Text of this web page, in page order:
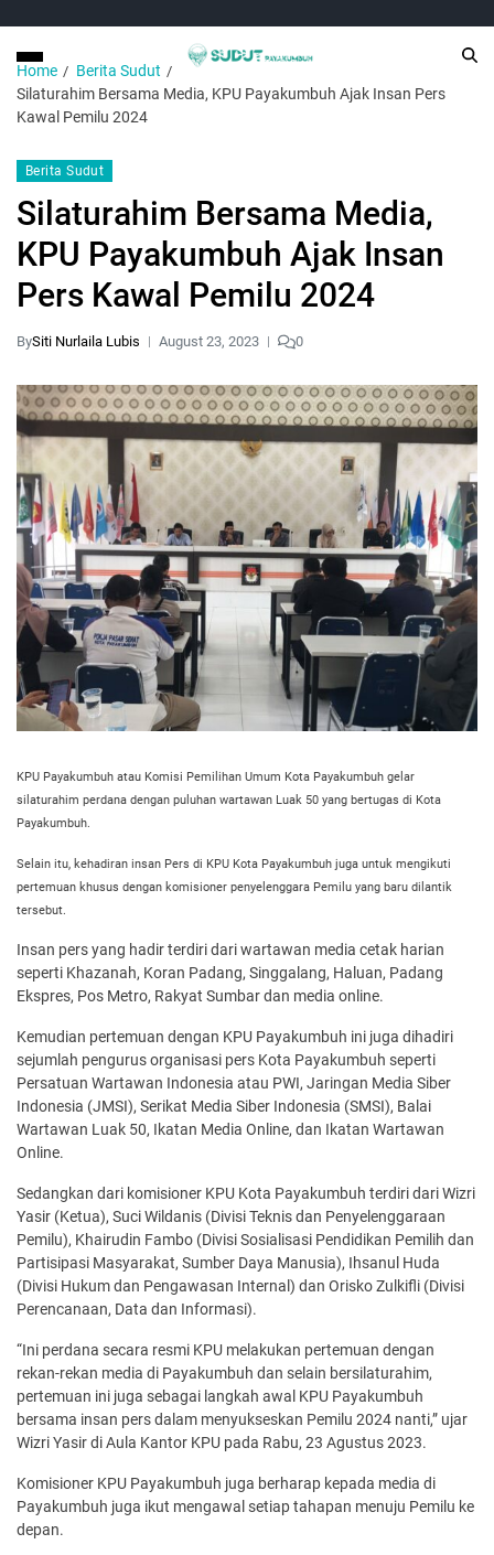
Home
Berita Sudut
Silaturahim Bersama Media, KPU Payakumbuh Ajak Insan Pers
Kawal Pemilu 2024
Berita Sudut
Silaturahim Bersama Media,
KPU Payakumbuh Ajak Insan
Pers Kawal Pemilu 2024
BySiti Nurlaila Lubis August 23, 2023 0
KPU Payakumbuh atau Komisi Pemilihan Umum Kota Payakumbuh gelar
silaturahim perdana dengan puluhan wartawan Luak 50 yang bertugas di Kota
Payakumbuh.
Selain itu, kehadiran insan Pers di KPU Kota Payakumbuh juga untuk mengikuti
pertemuan khusus dengan komisioner penyelenggara Pemilu yang baru dilantik
tersebut.
Insan pers yang hadir terdiri dari wartawan media cetak harian
seperti Khazanah, Koran Padang, Singgalang, Haluan, Padang
Ekspres, Pos Metro, Rakyat Sumbar dan media online.
Kemudian pertemuan dengan KPU Payakumbuh ini juga dihadiri
sejumlah pengurus organisasi pers Kota Payakumbuh seperti
Persatuan Wartawan Indonesia atau PWI, Jaringan Media Siber
Indonesia (JMSI), Serikat Media Siber Indonesia (SMSI), Balai
Wartawan Luak 50, Ikatan Media Online, dan Ikatan Wartawan
Online.
Sedangkan dari komisioner KPU Kota Payakumbuh terdiri dari Wizri
Yasir (Ketua), Suci Wildanis (Divisi Teknis dan Penyelenggaraan
Pemilu), Khairudin Fambo (Divisi Sosialisasi Pendidikan Pemilih dan
Partisipasi Masyarakat, Sumber Daya Manusia), Ihsanul Huda
(Divisi Hukum dan Pengawasan Internal) dan Orisko Zulkifli (Divisi
Perencanaan, Data dan Informasi).
“Ini perdana secara resmi KPU melakukan pertemuan dengan
rekan-rekan media di Payakumbuh dan selain bersilaturahim,
pertemuan ini juga sebagai langkah awal KPU Payakumbuh
bersama insan pers dalam menyukseskan Pemilu 2024 nanti,” ujar
Wizri Yasir di Aula Kantor KPU pada Rabu, 23 Agustus 2023.
Komisioner KPU Payakumbuh juga berharap kepada media di
Payakumbuh juga ikut mengawal setiap tahapan menuju Pemilu ke
depan.